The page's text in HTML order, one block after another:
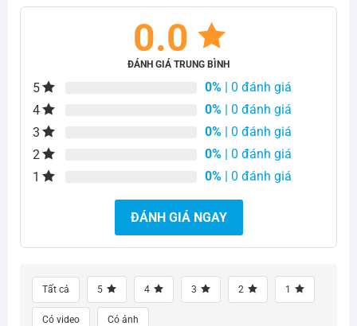
0.0
ĐÁNH GIÁ TRUNG BÌNH
5 0% | 0 đánh giá
4
0% | 0 đánh giá
3
0% | 0 đánh giá
2
0% | 0 đánh giá
1
0% | 0 đánh giá
ĐÁNH GIÁ NGAY
Tất cả 5 4 3 2 1
Có video Có ảnh